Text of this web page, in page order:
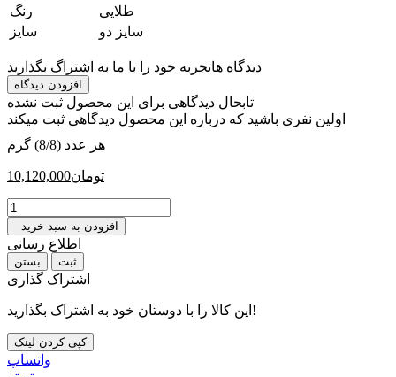
رنگ
‎طلایی
سایز
‎سایز دو
دیدگاه هاتجربه خود را با ما به اشتراگ بگذارید
افزودن دیدگاه
تابحال دیدگاهی برای این محصول ثبت نشده
اولین نفری باشید که درباره این محصول دیدگاهی ثبت میکند
هر عدد (8/8) گرم
10,120,000تومان
افزودن به سبد خرید
اطلاع رسانی
بستن
اشتراک گذاری
این کالا را با دوستان خود به اشتراک بگذارید!
کپی کردن لینک
واتساپ